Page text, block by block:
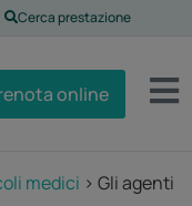
Cerca prestazione
online
medici > Gli agenti